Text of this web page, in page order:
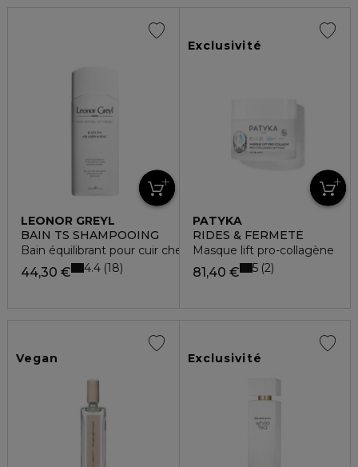
LEONOR GREYL
BAIN TS SHAMPOOING
Bain équilibrant pour cuir chevelu gras, pointes sèches
44,30 € 4.4 18
Exclusivité
PATYKA
RIDES & FERMETÉ
Masque lift pro-collagène
81,40 € 5 2
Vegan Exclusivité